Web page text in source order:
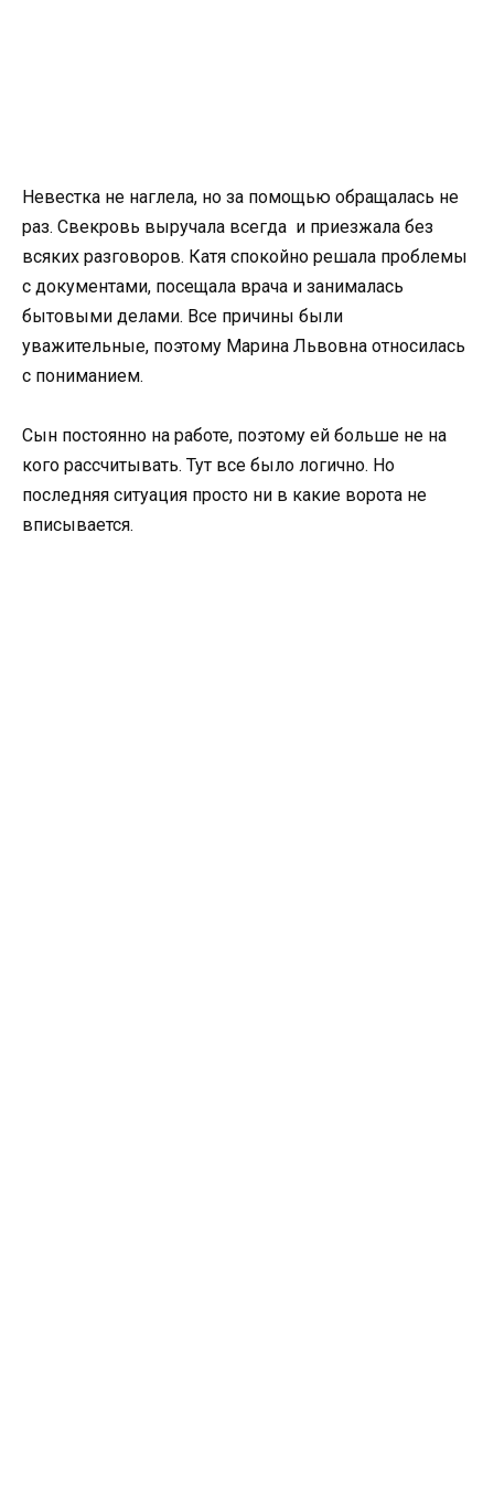
Невестка не наглела, но за помощью обращалась не
раз. Свекровь выручала всегда и приезжала без
всяких разговоров. Катя спокойно решала проблемы
с документами, посещала врача и занималась
бытовыми делами. Все причины были
уважительные, поэтому Марина Львовна относилась
с пониманием.
Сын постоянно на работе, поэтому ей больше не на
кого рассчитывать. Тут все было логично. Но
последняя ситуация просто ни в какие ворота не
вписывается.